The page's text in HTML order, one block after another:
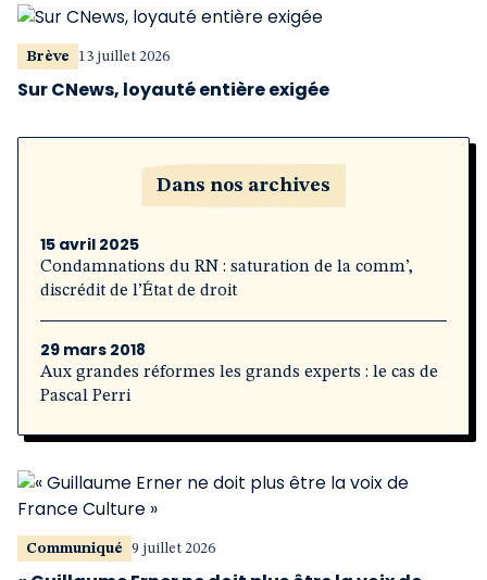
Brève 13 juillet 2026
Sur CNews, loyauté entière exigée
Dans nos archives
15 avril 2025
Condamnations du RN : saturation de la comm’,
discrédit de l’État de droit
29 mars 2018
Aux grandes réformes les grands experts : le cas de
Pascal Perri
Communiqué 9 juillet 2026